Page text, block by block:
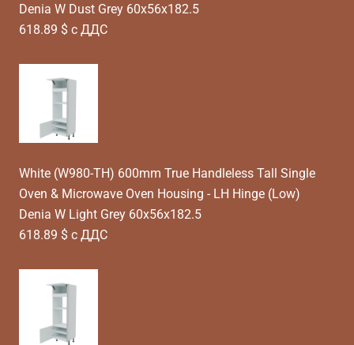
Denia W Dust Grey 60x56x182.5
618.89 $ с ДДС
White (W980-TH) 600mm True Handleless Tall Single
Oven & Microwave Oven Housing - LH Hinge (Low)
Denia W Light Grey 60x56x182.5
618.89 $ с ДДС